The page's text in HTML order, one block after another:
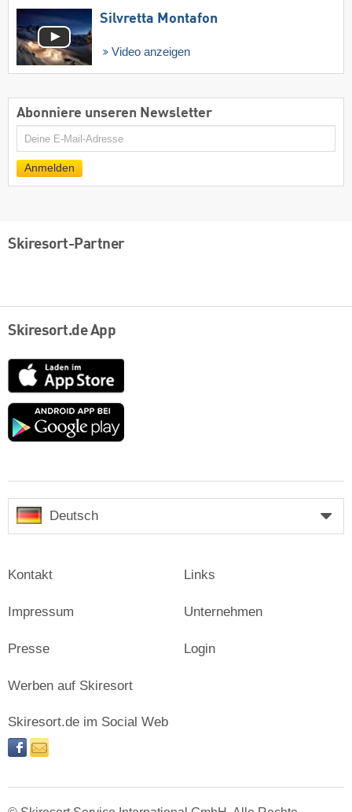
Silvretta Montafon
Video anzeigen
Abonniere unseren Newsletter
E-
Anmelden
Skiresort-Partner
Skiresort.de App
App
Store
Google
Deutsch
Kontakt
Impressum
Presse
Links
Unternehmen
Login
Werben auf Skiresort
Skiresort.de im Social Web
facebooknewsletter